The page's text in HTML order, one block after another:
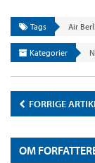
Tags Air
Kategorier
FORRIGE
OM